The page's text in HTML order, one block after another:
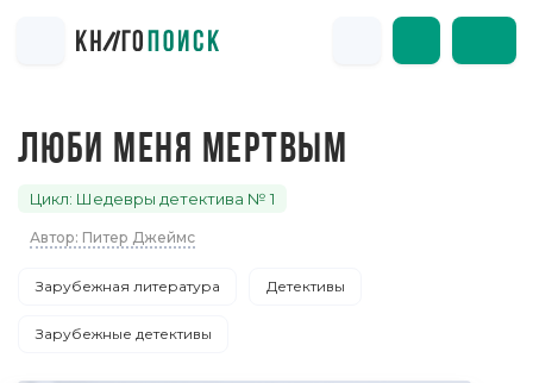
ЛЮБИ МЕНЯ МЕРТВЫМ
Цикл: Шедевры детектива № 1
Автор: Питер Джеймс
Зарубежная литература Детективы
Зарубежные детективы